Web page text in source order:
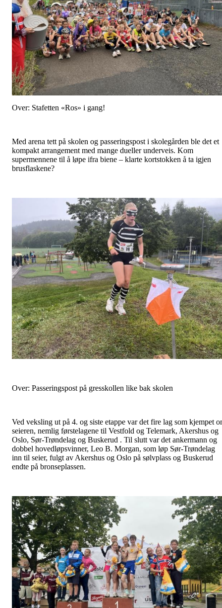
Over: Stafetten «Ros» i gang!
Med arena tett på skolen og passeringspost i skolegården ble det et
kompakt arrangement med mange dueller underveis. Kom
supermennene til å løpe ifra biene – klarte kortstokken å ta igjen
brusflaskene?
Over: Passeringspost på gresskollen like bak skolen
Ved veksling ut på 4. og siste etappe var det fire lag som kjempet
seieren, nemlig førstelagene til Vestfold og Telemark, Akershus og
Oslo, Sør-Trøndelag og Buskerud . Til slutt var det ankermann og
dobbel hovedløpsvinner, Leo B. Morgan, som løp Sør-Trøndelag
inn til seier, fulgt av Akershus og Oslo på sølvplass og Buskerud
endte på bronseplassen.